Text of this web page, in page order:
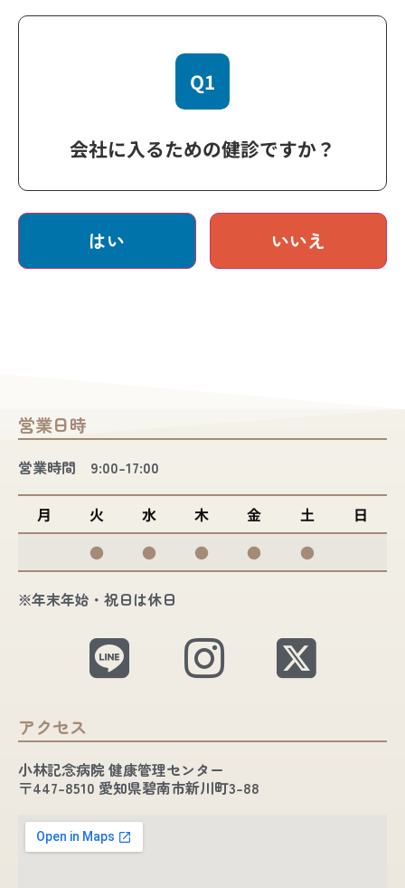
Q1
会社に入るための健診ですか？
はい いいえ
営業日時
営業時間 9:00-17:00
月 火 水 木 金 土
日
●
● ● ● ●
※年末年始・祝日は休日
アクセス
小林記念病院 健康管理センター
〒447-8510 愛知県碧南市新川町3-88